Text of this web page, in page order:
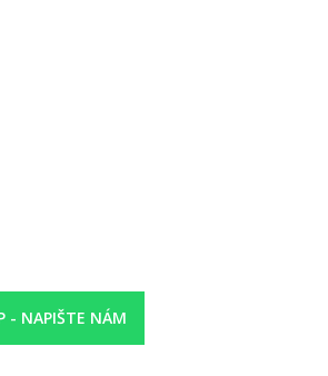
- NAPIŠTE NÁM